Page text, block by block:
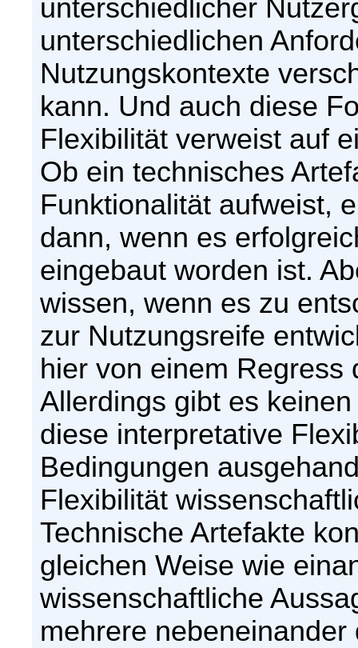
unterschiedlicher
unterschiedlichen
Nutzungskontexte
kann. Und auch diese
Flexibilität verweist auf
Ob ein technisches
Funktionalität aufweist,
dann, wenn es
eingebaut worden ist.
wissen, wenn es zu
zur Nutzungsreife
hier von einem
Allerdings gibt es
diese interpretative
Bedingungen
Flexibilität
Technische Artefakte
gleichen Weise wie
wissenschaftliche
mehrere nebeneinander